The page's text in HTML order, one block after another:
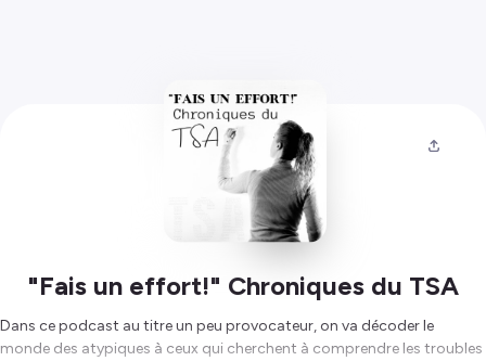
"Fais un effort!" Chroniques du TSA
Dans ce podcast au titre un peu provocateur, on va décoder le
monde des atypiques à ceux qui cherchent à comprendre les troubles